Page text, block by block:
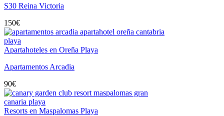
S30 Reina Victoria
150€
Apartahoteles en Oreña Playa
Apartamentos Arcadia
90€
Resorts en Maspalomas Playa